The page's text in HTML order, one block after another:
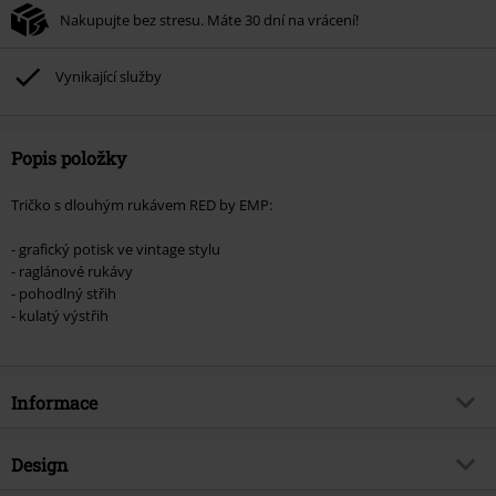
Nakupujte bez stresu. Máte 30 dní na vrácení!
Vynikající služby
Popis položky
Tričko s dlouhým rukávem RED by EMP:
- grafický potisk ve vintage stylu
- raglánové rukávy
- pohodlný střih
- kulatý výstřih
Informace
Zboží č.
Design